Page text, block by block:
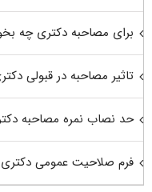
برای مصاحبه دکتری چه
تاثیر مصاحبه در قبولی
حد نصاب نمره مصاحبه
فرم صلاحیت عمومی دکتری